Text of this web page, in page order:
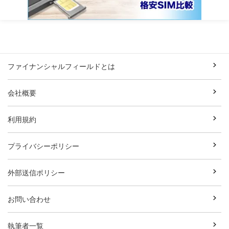
ファイナンシャルフィールドとは
会社概要
利用規約
プライバシーポリシー
外部送信ポリシー
お問い合わせ
執筆者一覧